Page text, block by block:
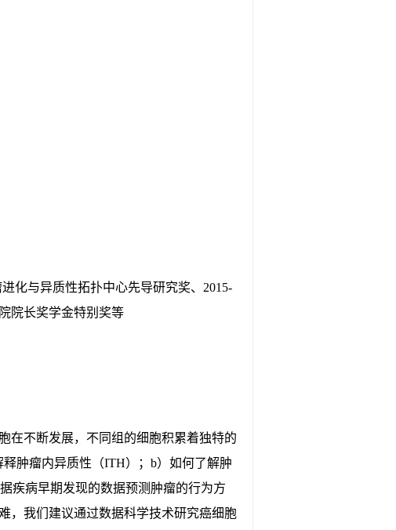
化与异质性拓扑中心先导研究奖、2015-
院长奖学金特别奖等
在不断发展，不同组的细胞积累着独特的
肿瘤内异质性（ITH）；b）如何了解肿
疾病早期发现的数据预测肿瘤的行为方
，我们建议通过数据科学技术研究癌细胞